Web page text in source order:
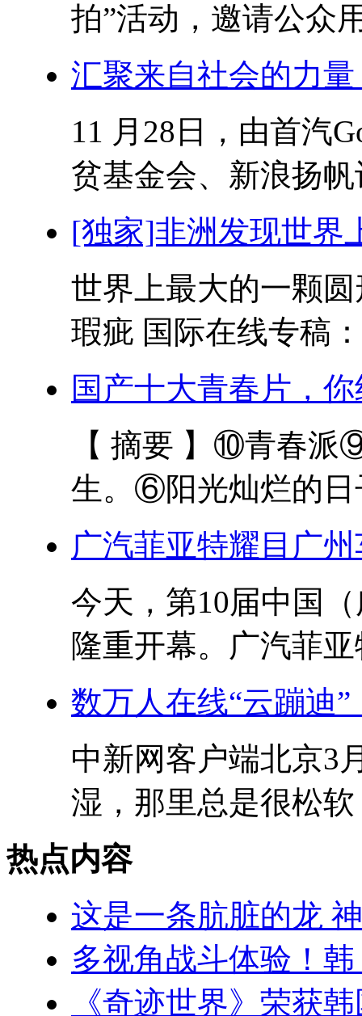
拍”活动，邀请公众
汇聚来自社会的力
11 月28日，由首汽
贫基金会、新浪扬
[独家]非洲发现世界
世界上最大的一颗
瑕疵 国际在线专稿
国产十大青春片，
【 摘要 】⑩青春
生。⑥阳光灿烂的
广汽菲亚特耀目广
今天，第10届中国
隆重开幕。广汽菲
数万人在线“云蹦迪
中新网客户端北京3
湿，那里总是很松
热点内容
这是一条肮脏的龙
多视角战斗体验！
《奇迹世界》荣获